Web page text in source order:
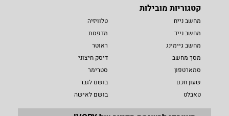
קטגוריות מובילות
מחשב נייח
מחשב נייד
מחשב גיימינג
מסך מחשב
סמארטפון
שעון חכם
טאבלט
טלוויזיה
מדפסת
ראוטר
דיסק חיצוני
סטרימר
בושם לגבר
בושם לאישה